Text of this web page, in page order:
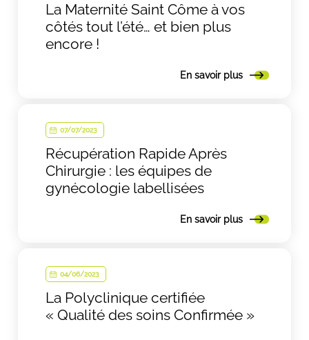
La Maternité Saint Côme à vos
côtés tout l’été… et bien plus
encore !
En savoir plus
07/07/2023
Récupération Rapide Après
Chirurgie : les équipes de
gynécologie labellisées
En savoir plus
04/06/2023
La Polyclinique certifiée
« Qualité des soins Confirmée »